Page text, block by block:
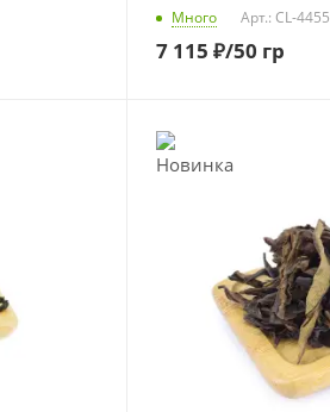
Много Арт.: CL-4455
7 115 ₽/50 гр